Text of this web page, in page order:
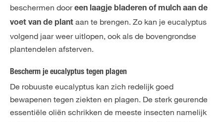
beschermen dooreen laagje bladeren of mulch aan de
voet van de plant aan te brengen. Zo kan je eucalyptus
volgend jaar weer uitlopen, ook als de bovengrondse
plantendelen afsterven.
Bescherm je eucalyptus tegen plagen
De robuuste eucalyptus kan zich redelijk goed
bewapenen tegen ziekten en plagen. De sterk geurende
essentiële oliën schrikken de meeste insecten namelijk